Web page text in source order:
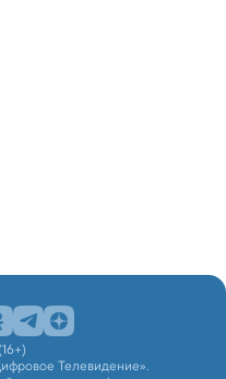
Телевидение».